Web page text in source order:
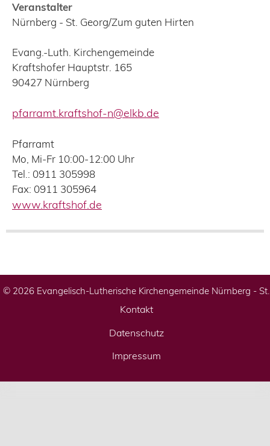
Veranstalter
Nürnberg - St. Georg/Zum guten Hirten
Evang.-Luth. Kirchengemeinde
Kraftshofer Hauptstr. 165
90427 Nürnberg
pfarramt.kraftshof-n@elkb.de
Pfarramt
Mo, Mi-Fr 10:00-12:00 Uhr
Tel.: 0911 305998
Fax: 0911 305964
www.kraftshof.de
© 2026 Evangelisch-Lutherische Kirchengemeinde Nürnberg -
Kontakt
Datenschutz
Impressum